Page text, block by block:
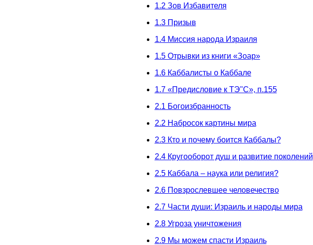
1.2 Зов Избавителя
1.3 Призыв
1.4 Миссия народа Израиля
1.5 Отрывки из книги «Зоар»
1.6 Каббалисты о Каббале
1.7 «Предисловие к ТЭ"С», п.155
2.1 Богоизбранность
2.2 Набросок картины мира
2.3 Кто и почему боится Каббалы?
2.4 Кругооборот душ и развитие поколений
2.5 Каббала – наука или религия?
2.6 Повзрослевшее человечество
2.7 Части души: Израиль и народы мира
2.8 Угроза уничтожения
2.9 Мы можем спасти Израиль